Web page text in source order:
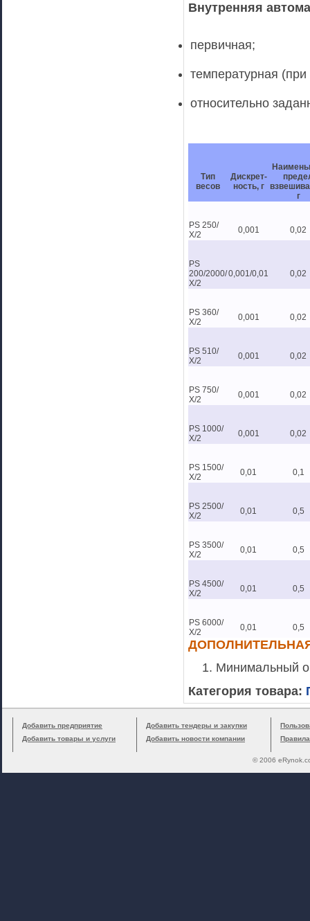
Внутренняя
первичная;
температурная
относительно
Тип
весов
Дискрет-
ность, г
г
PS 250/
Х/2
0,001 0,02
PS
200/2000/
Х/2
0,001/0,01 0,02
PS 360/
Х/2
0,001 0,02
PS 510/
Х/2
0,001 0,02
PS 750/
Х/2
0,001 0,02
PS 1000/
Х/2
0,001 0,02
PS 1500/
Х/2
0,01 0,1
PS 2500/
Х/2
0,01 0,5
PS 3500/
Х/2
0,01 0,5
PS 4500/
Х/2
0,01 0,5
PS 6000/
Х/2
0,01 0,5
Минимальный
Категория товара:
Добавить предприятие
Добавить товары и услуги
Добавить тендеры и закупки
Добавить новости компании
© 2006